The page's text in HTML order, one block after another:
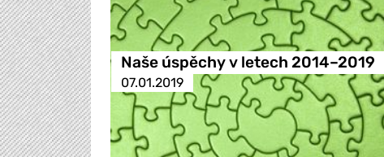
Naše úspěchy v letech 2014–2019
07.01.2019